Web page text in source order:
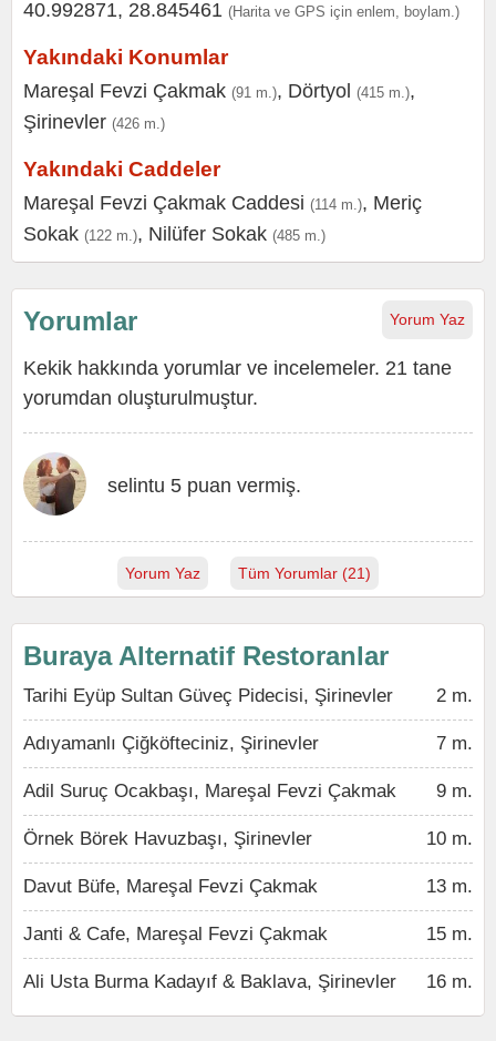
40.992871, 28.845461 (Harita ve GPS için enlem, boylam.)
Yakındaki Konumlar
Mareşal Fevzi Çakmak (91 m.), Dörtyol (415 m.),
Şirinevler (426 m.)
Yakındaki Caddeler
Mareşal Fevzi Çakmak Caddesi (114 m.), Meriç
Sokak (122 m.), Nilüfer Sokak (485 m.)
Yorum Yaz
Yorumlar
Kekik hakkında yorumlar ve incelemeler. 21 tane
yorumdan oluşturulmuştur.
selintu 5 puan vermiş.
Yorum Yaz Tüm Yorumlar (21)
Buraya Alternatif Restoranlar
Tarihi Eyüp Sultan Güveç Pidecisi, Şirinevler 2 m.
Adıyamanlı Çiğköfteciniz, Şirinevler 7 m.
Adil Suruç Ocakbaşı, Mareşal Fevzi Çakmak 9 m.
Örnek Börek Havuzbaşı, Şirinevler 10 m.
Davut Büfe, Mareşal Fevzi Çakmak 13 m.
Janti & Cafe, Mareşal Fevzi Çakmak 15 m.
Ali Usta Burma Kadayıf & Baklava, Şirinevler 16 m.